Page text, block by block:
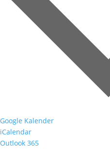
Google Kalender
iCalendar
Outlook 365